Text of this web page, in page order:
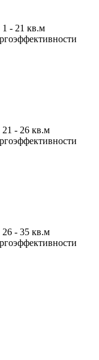
1 - 21 кв.м
21 - 26 кв.м
26 - 35 кв.м